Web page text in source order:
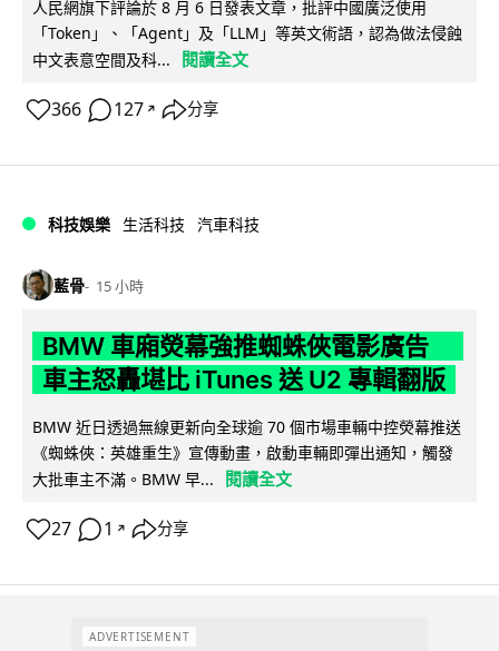
人民網旗下評論於 8 月 6 日發表文章，批評中國廣泛使用
「Token」、「Agent」及「LLM」等英文術語，認為做法侵蝕
中文表意空間及科...
閱讀全文
366 127 ↗ 分享
科技娛樂 生活科技 汽車科技
藍骨 15 小時
BMW 車廂熒幕強推蜘蛛俠電影廣告
車主怒轟堪比 iTunes 送 U2 專輯翻版
BMW 近日透過無線更新向全球逾 70 個市場車輛中控熒幕推送
《蜘蛛俠：英雄重生》宣傳動畫，啟動車輛即彈出通知，觸發
大批車主不滿。BMW 早...
閱讀全文
27 1 ↗ 分享
ADVERTISEMENT